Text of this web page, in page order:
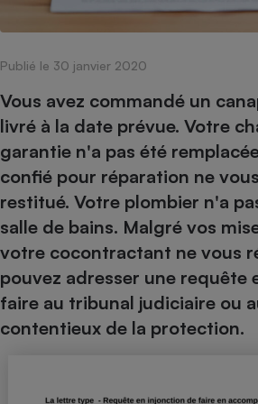
Publié le 30 janvier 2020
Vous avez commandé un
livré à la date prévue. Votre
garantie n'a pas été
confié pour réparation ne
restitué. Votre plombier n'a
salle de bains. Malgré vos
votre cocontractant ne vous
pouvez adresser une requête
faire au tribunal judiciaire ou
contentieux de la protection.
Choisir son fioul
Choisir son pellet
Comparateur assurance
Energie Moins Chère Ensemble
Tous les comparateurs
Toutes les cartes interactives
Speedtest -
connexion Internet